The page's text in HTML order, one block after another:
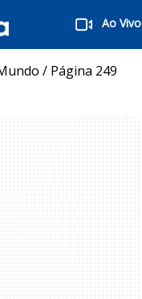
Ao Vivo
/ Página 249